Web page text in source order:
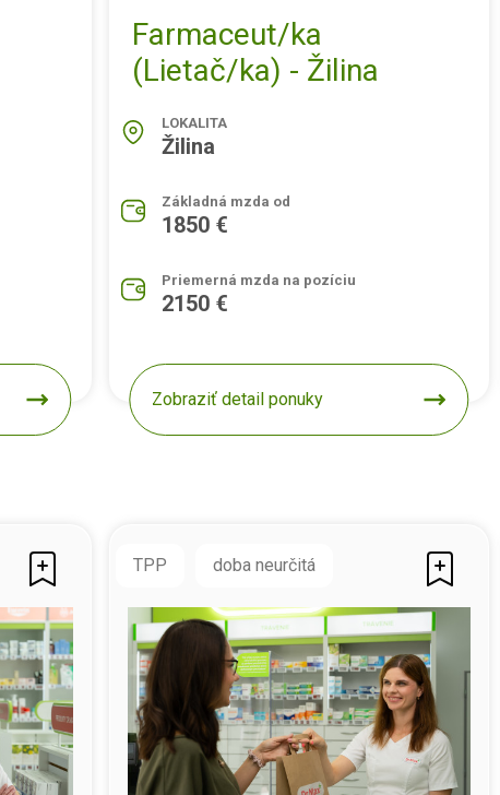
Farmaceut/ka
(Lietač/ka) - Žilina
LOKALITA
Žilina
Základná mzda od
1850 €
Priemerná mzda na pozíciu
2150 €
Zobraziť detail ponuky
TPP doba neurčitá